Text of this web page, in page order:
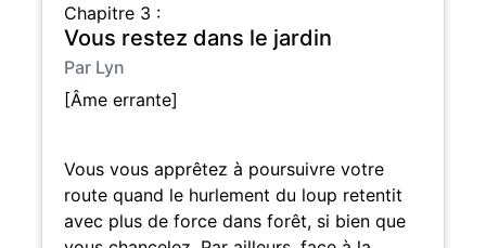
Chapitre 3 :
Vous restez dans le jardin
Par Lyn
[Âme errante]
Vous vous apprêtez à poursuivre votre
route quand le hurlement du loup retentit
avec plus de force dans forêt, si bien que